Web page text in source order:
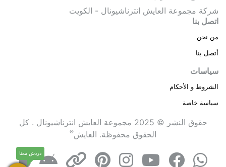
شركة مجموعة العايش انترناشيونال - الكويت
اتصل بنا
من نحن
أتصل بنا
سياسات
الشروط و الأحكام
سياسة خاصة
حقوق النشر © 2025 مجموعة العايش انترناشيونال . كل
الحقوق محفوظة. العايش®
دردش معنا